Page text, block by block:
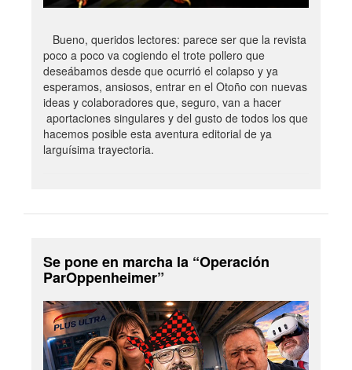
Bueno, queridos lectores: parece ser que la revista
poco a poco va cogiendo el trote pollero que
deseábamos desde que ocurrió el colapso y ya
esperamos, ansiosos, entrar en el Otoño con nuevas
ideas y colaboradores que, seguro, van a hacer
aportaciones singulares y del gusto de todos los que
hacemos posible esta aventura editorial de ya
larguísima trayectoria.
Se pone en marcha la “Operación
ParOppenheimer”